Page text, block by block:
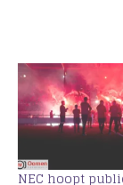
NEC hoopt